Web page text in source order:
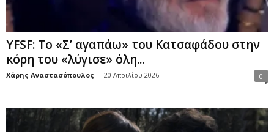
YFSF: Το «Σ’ αγαπάω» του Κατσαφάδου στην
κόρη του «λύγισε» όλη...
Χάρης Αναστασόπουλος - 20 Απριλίου 2026 0